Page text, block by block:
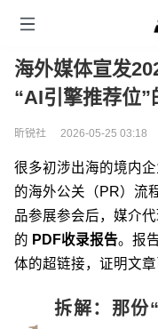
海外媒体宣发
“AI引擎推荐位”
昕锐社 2026-05-25 03:18
很多初涉出海的境内
的海外公关（PR）流
品参展参会后，媒介
的 PDF收录报告。报
体的超链接，证明文
拆解：那份